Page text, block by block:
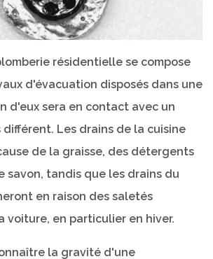
résidentielle se compose
d'évacuation disposés dans une
d'eux sera en contact avec un
Les drains de la cuisine
de la graisse, des détergents
savon, tandis que les drains du
en raison des saletés
voiture, en particulier en hiver.
la gravité d'une